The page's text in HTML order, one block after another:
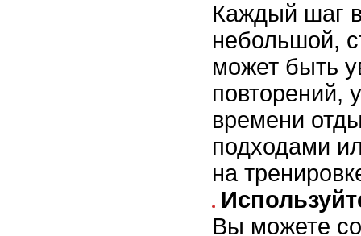
Каждый шаг
небольшой,
может быть
повторений,
времени
подходами
на
Вы можете